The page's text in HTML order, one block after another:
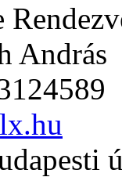
András